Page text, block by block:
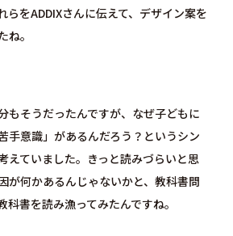
らをADDIXさんに伝えて、デザイン案を
ね。
もそうだったんですが、なぜ子どもに
手意識」があるんだろう？というシン
えていました。きっと読みづらいと思
が何かあるんじゃないかと、教科書問
科書を読み漁ってみたんですね。